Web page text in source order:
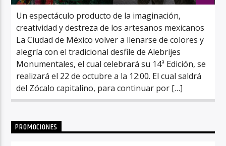
Un espectáculo producto de la imaginación,
creatividad y destreza de los artesanos mexicanos
La Ciudad de México volver a llenarse de colores y
alegría con el tradicional desfile de Alebrijes
Monumentales, el cual celebrará su 14ª Edición, se
realizará el 22 de octubre a la 12:00. El cual saldrá
del Zócalo capitalino, para continuar por […]
PROMOCIONES